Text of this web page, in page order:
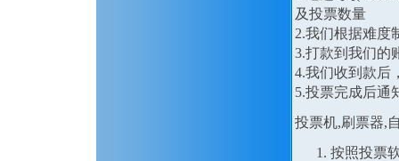
及投票数量
2.我们根据难度
3.打款到我们的
4.我们收到款后
5.投票完成后通
投票机,刷票器
按照投票